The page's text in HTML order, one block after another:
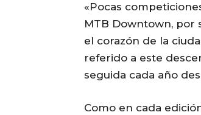
«Pocas
MTB Downtown, por
el corazón de la
referido a este
seguida cada año
Como en cada